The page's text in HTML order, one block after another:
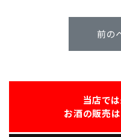
前の
当店で
お酒の販売